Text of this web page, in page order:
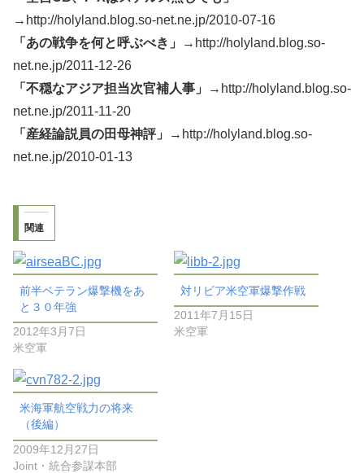
→http://holyland.blog.so-net.ne.jp/2010-07-16
「あの戦争を何と呼ぶべき」
→http://holyland.blog.so-
net.ne.jp/2011-12-26
「不穏なアジア担当次官補人事」
→http://holyland.blog.so-
net.ne.jp/2011-11-20
「産経論説員の田母神評」
→http://holyland.blog.so-
net.ne.jp/2010-01-13
関連
前半ベテラン爆撃機をあ
と３０年強
2012年3月7日
米空軍
対リビア米空軍爆撃作戦
2011年7月15日
米空軍
米海軍航空戦力の将来
（後編）
2009年12月27日
Joint・統合参謀本部